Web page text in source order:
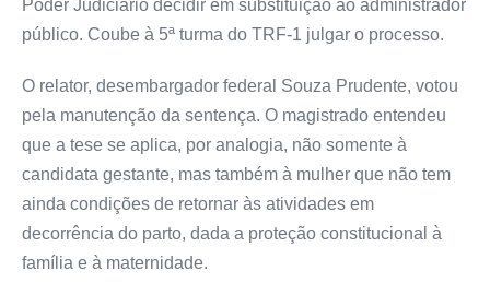
Poder Judiciário decidir em substituição ao administrador
público. Coube à 5ª turma do TRF-1 julgar o processo.
O relator, desembargador federal Souza Prudente, votou
pela manutenção da sentença. O magistrado entendeu
que a tese se aplica, por analogia, não somente à
candidata gestante, mas também à mulher que não tem
ainda condições de retornar às atividades em
decorrência do parto, dada a proteção constitucional à
família e à maternidade.